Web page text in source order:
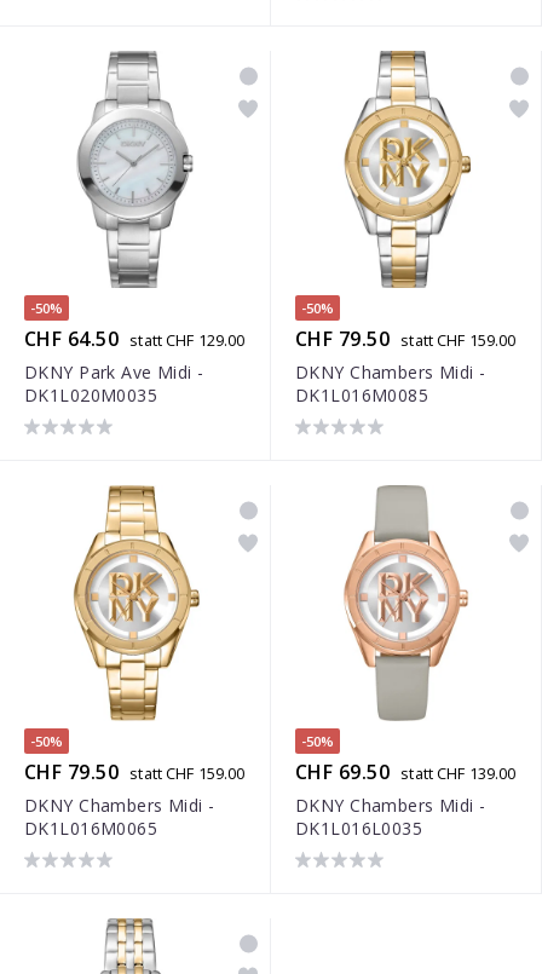
-50%
CHF 64.50 statt CHF 129.00
DKNY Park Ave Midi -
DK1L020M0035
-50%
CHF 79.50 statt CHF 159.00
DKNY Chambers Midi -
DK1L016M0085
-50%
CHF 79.50 statt CHF 159.00
DKNY Chambers Midi -
DK1L016M0065
-50%
CHF 69.50 statt CHF 139.00
DKNY Chambers Midi -
DK1L016L0035